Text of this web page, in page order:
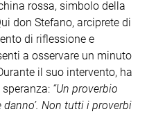
rossa, simbolo della
don Stefano, arciprete di
di riflessione e
a osservare un minuto
il suo intervento, ha
“Un proverbio
danno’. Non tutti i proverbi